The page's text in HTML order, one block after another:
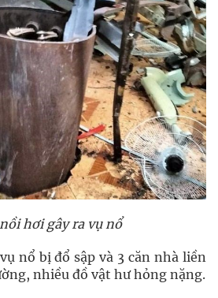
hơi gây ra vụ nổ
nổ bị đổ sập và 3 căn nhà liền
nhiều đồ vật hư hỏng nặng.